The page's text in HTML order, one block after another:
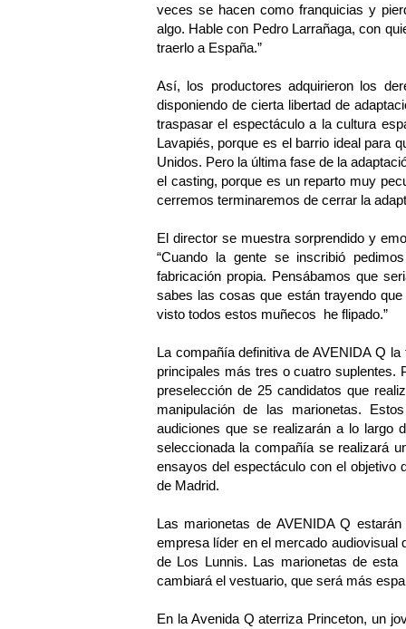
veces se hacen como franquicias y
algo. Hable con Pedro Larrañaga, con
traerlo a España.”
Así, los productores adquirieron los
disponiendo de cierta libertad de
traspasar el espectáculo a la cultura
Lavapiés, porque es el barrio ideal para
Unidos. Pero la última fase de la
el casting, porque es un reparto muy
cerremos terminaremos de cerrar la
El director se muestra sorprendido y
“Cuando la gente se inscribió
fabricación propia. Pensábamos que
sabes las cosas que están trayendo
visto todos estos muñecos he flipado.”
La compañía definitiva de AVENIDA Q
principales más tres o cuatro suplentes.
preselección de 25 candidatos que
manipulación de las marionetas.
audiciones que se realizarán a lo largo
seleccionada la compañía se realizará
ensayos del espectáculo con el objetivo
de Madrid.
Las marionetas de AVENIDA Q
empresa líder en el mercado audiovisual
de Los Lunnis. Las marionetas de
cambiará el vestuario, que será más
En la Avenida Q aterriza Princeton, un